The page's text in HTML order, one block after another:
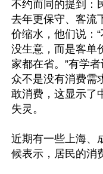
不约而同的提到：
去年更保守、客流
价缩水，他们说：
没生意，而是客单
家都在省。”有学
众不是没有消费需
敢消费，这显示了
失灵。
近期有一些上海、
候表示，居民的消